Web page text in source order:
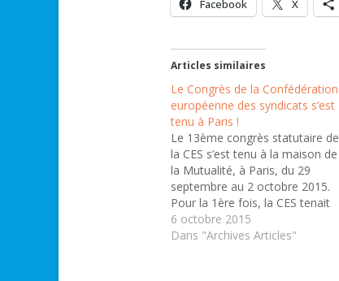
Facebook X
Articles similaires
Le Congrès de la Confédération
européenne des syndicats s’est
tenu à Paris !
Le 13ème congrès statutaire de
la CES s’est tenu à la maison de
la Mutualité, à Paris, du 29
septembre au 2 octobre 2015.
Pour la 1ère fois, la CES tenait
son congrès en France, ce qui a
permis aux organisations
6 octobre 2015
Dans "Archives Articles"